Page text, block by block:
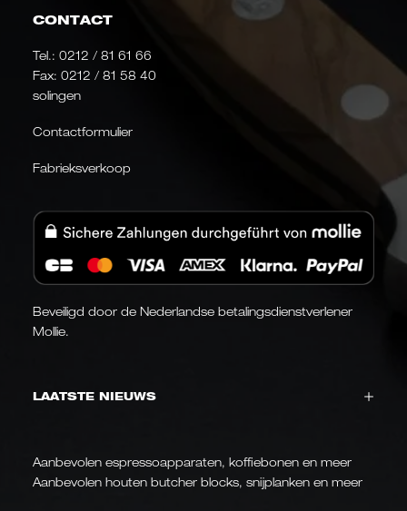
CONTACT
Tel.: 0212 / 81 61 66
Fax: 0212 / 81 58 40
solingen
Contactformulier
Fabrieksverkoop
Beveiligd door de Nederlandse betalingsdienstverlener
Mollie.
LAATSTE NIEUWS
Aanbevolen espressoapparaten, koffiebonen en meer
Aanbevolen houten butcher blocks, snijplanken en meer